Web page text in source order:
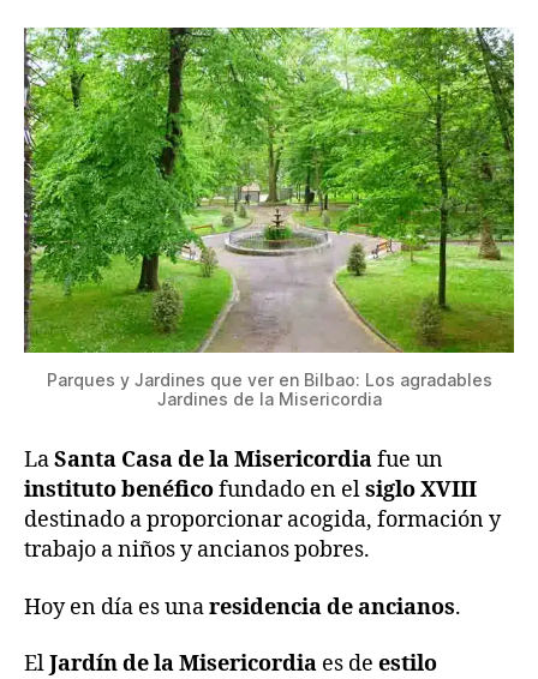
Parques y Jardines que ver en Bilbao: Los agradables
Jardines de la Misericordia
LaSanta Casa de la Misericordiafue un
instituto benéficofundado en elsiglo XVIII
destinado a proporcionar acogida, formación y
trabajo a niños y ancianos pobres.
Hoy en día es unaresidencia de ancianos.
ElJardín de la Misericordia es de estilo